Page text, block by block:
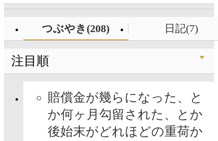
つぶやき(208) 日記(7)
注目順
賠償金が幾らになった、と
か何ヶ月勾留された、とか
後始末がどれほどの重荷か